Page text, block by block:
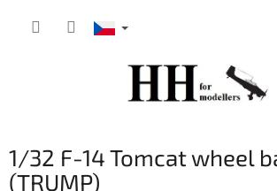
1/32 F-14 Tomcat wheel
(TRUMP)